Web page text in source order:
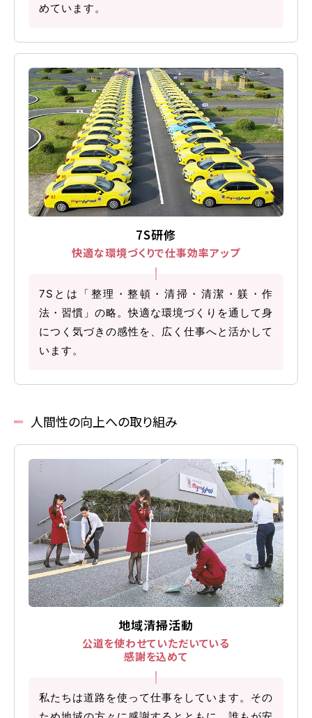
マイマイスクール花畑
花畑校ブログ
福岡大学前営業所（入校申込受付）
各種講習
選ばれる理由
よくあるご質問
教習中の方
笹丘校の方
花畑校の方
笹丘校バスコース
花畑校バスコース
バスのり
めています。
7S研修
快適な環境づくりで仕事効率アップ
7Sとは「整理・整頓・清掃・清潔・躾・作
法・習慣」の略。快適な環境づくりを通して身
につく気づきの感性を、広く仕事へと活かして
います。
人間性の向上への取り組み
地域清掃活動
公道を使わせていただいている
感謝を込めて
私たちは道路を使って仕事をしています。その